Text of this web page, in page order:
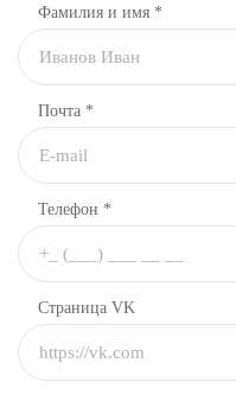
Фамилия и имя *
Почта *
Телефон *
Страница VK